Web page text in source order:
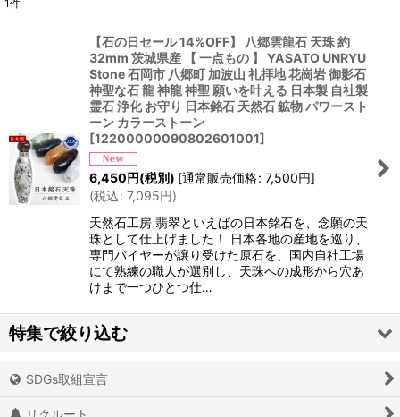
絞り込む
1件
【石の日セール 14%OFF】 八郷雲龍石 天珠 約
32mm 茨城県産 【 一点もの 】 YASATO UNRYU
Stone 石岡市 八郷町 加波山 礼拝地 花崗岩 御影石
神聖な石 龍 神龍 神聖 願いを叶える 日本製 自社製
霊石 浄化 お守り 日本銘石 天然石 鉱物 パワースト
ーン カラーストーン
[12200000090802601001]
6,450円(税別) [通常販売価格: 7,500円]
(税込: 7,095円)
天然石工房 翡翠といえばの日本銘石を、念願の天
珠として仕上げました！ 日本各地の産地を巡り、
専門バイヤーが譲り受けた原石を、国内自社工場
にて熟練の職人が選別し、天珠への成形から穴あ
けまで一つひとつ仕…
特集で絞り込む
アイオライト
SDGs取組宣言
リクルート